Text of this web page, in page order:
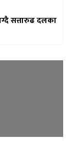
सत्तारुढ दलका